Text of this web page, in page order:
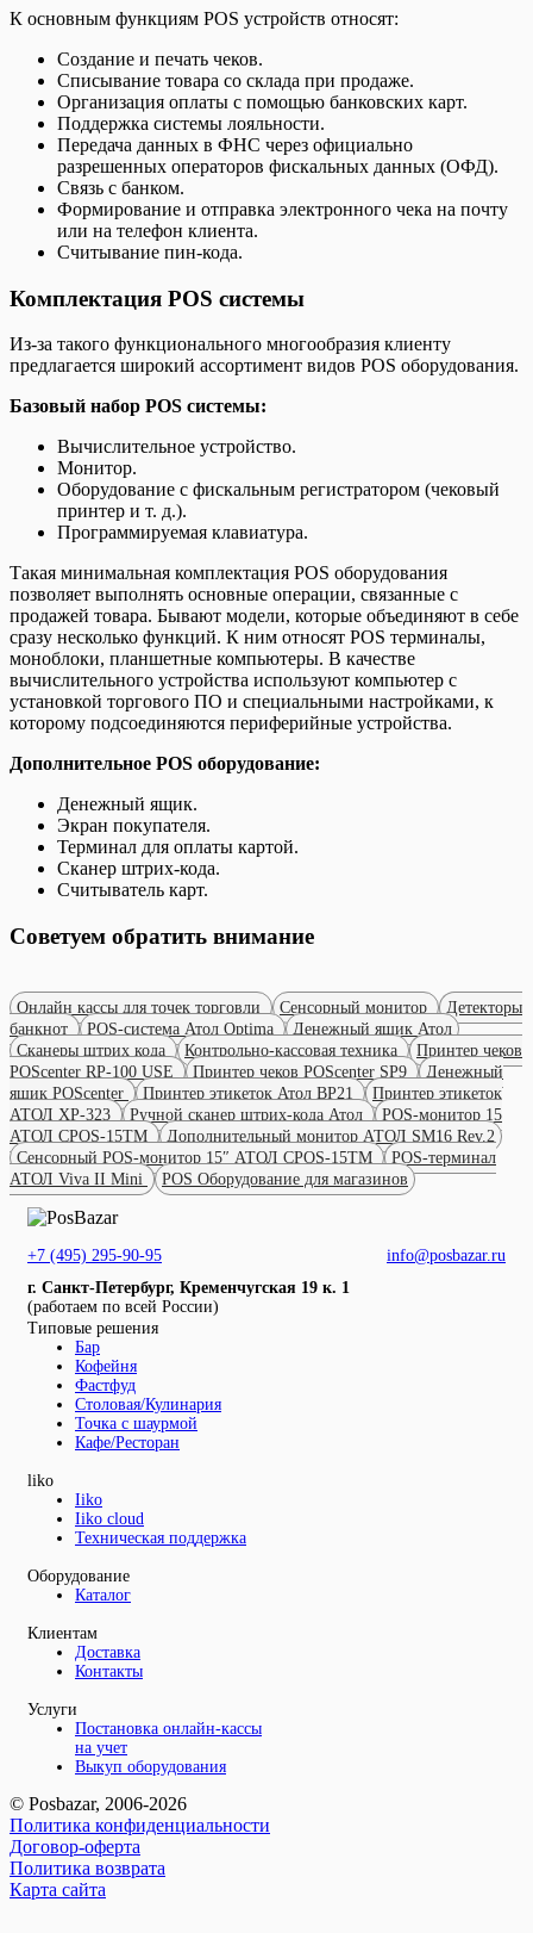
К основным функциям POS устройств относят:
Создание и печать чеков.
Списывание товара со склада при продаже.
Организация оплаты с помощью банковских карт.
Поддержка системы лояльности.
Передача данных в ФНС через официально
разрешенных операторов фискальных данных (ОФД).
Связь с банком.
Формирование и отправка электронного чека на почту
или на телефон клиента.
Считывание пин-кода.
Комплектация POS системы
Из-за такого функционального многообразия клиенту
предлагается широкий ассортимент видов POS оборудования.
Базовый набор POS системы:
Вычислительное устройство.
Монитор.
Оборудование с фискальным регистратором (чековый
принтер и т. д.).
Программируемая клавиатура.
Такая минимальная комплектация POS оборудования
позволяет выполнять основные операции, связанные с
продажей товара. Бывают модели, которые объединяют в себе
сразу несколько функций. К ним относят POS терминалы,
моноблоки, планшетные компьютеры. В качестве
вычислительного устройства используют компьютер с
установкой торгового ПО и специальными настройками, к
которому подсоединяются периферийные устройства.
Дополнительное POS оборудование:
Денежный ящик.
Экран покупателя.
Терминал для оплаты картой.
Сканер штрих-кода.
Считыватель карт.
Советуем обратить внимание
Онлайн кассы для точек торговли Сенсорный монитор
Детекторы
банкнот
POS-система Атол Optima
Денежный ящик Атол
Сканеры штрих кода
Контрольно-кассовая техника
Принтер чеков
POScenter RP-100 USE
Принтер чеков POScenter SP9
Денежный
ящик POScenter
Принтер этикеток Атол BP21
Принтер этикеток
АТОЛ XP-323
Ручной сканер штрих-кода Атол
POS-монитор 15
АТОЛ CPOS-15TM
Дополнительный монитор АТОЛ SM16 Rev.2
Сенсорный POS-монитор 15″ АТОЛ CPOS-15TM
POS-терминал
АТОЛ Viva II Mini
POS Оборудование для магазинов
+7 (495) 295-90-95
info@posbazar.ru
г. Санкт-Петербург, Кременчугская 19 к. 1
(работаем по всей России)
Типовые решения
Бар
Кофейня
Фастфуд
Столовая/Кулинария
Точка с шаурмой
Кафе/Ресторан
liko
Iiko
Iiko cloud
Техническая поддержка
Оборудование
Каталог
Клиентам
Доставка
Контакты
Услуги
Постановка онлайн-кассы
на учет
Выкуп оборудования
© Posbazar, 2006-2026
Политика конфиденциальности
Договор-оферта
Политика возврата
Карта сайта